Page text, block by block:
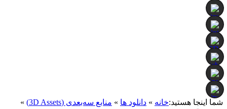
شما اینجا هستید:خانه » دانلود ها » منابع سه‌بعدی (3D Assets)
»